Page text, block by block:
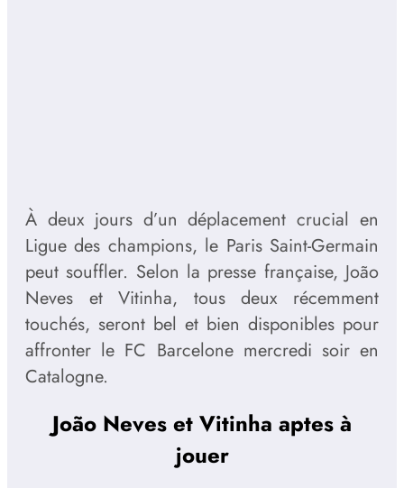
À deux jours d’un déplacement crucial en
Ligue des champions, le Paris Saint-Germain
peut souffler. Selon la presse française, João
Neves et Vitinha, tous deux récemment
touchés, seront bel et bien disponibles pour
affronter le FC Barcelone mercredi soir en
Catalogne.
João Neves et Vitinha aptes à
jouer